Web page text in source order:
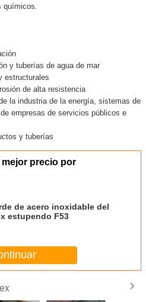
químicos.
y tuberías de agua de mar
estructurales
de alta resistencia
la industria de la energía, sistemas de
empresas de servicios públicos e
y tuberías
mejor precio por
de acero inoxidable del
estupendo F53